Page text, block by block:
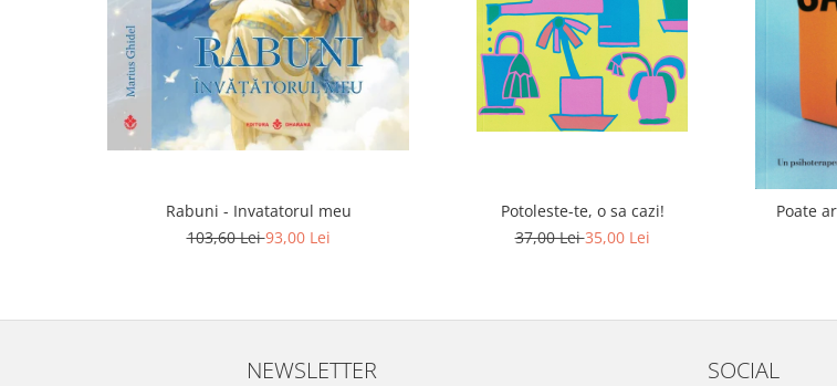
Rabuni - Invatatorul meu
103,60 Lei93,00 Lei
Potoleste-te, o sa cazi!
37,00 Lei35,00 Lei
Poate
NEWSLETTER SOCIAL